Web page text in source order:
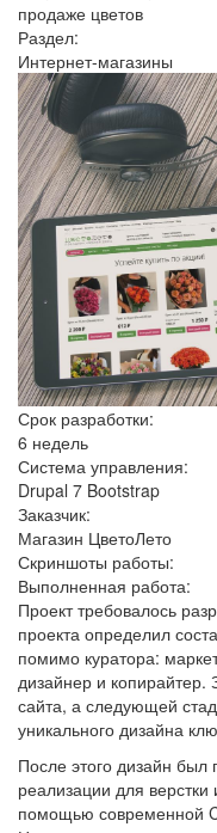
продаже цветов
Раздел:
Интернет-магазины
Срок разработки:
6 недель
Система управления:
Drupal 7 Bootstrap
Заказчик:
Магазин ЦветоЛето
Скриншоты работы:
Выполненная работа:
Проект требовалось
проекта определил
помимо куратора:
дизайнер и копирайтер.
сайта, а следующей
уникального дизайна
После этого дизайн был
реализации для
помощью современной